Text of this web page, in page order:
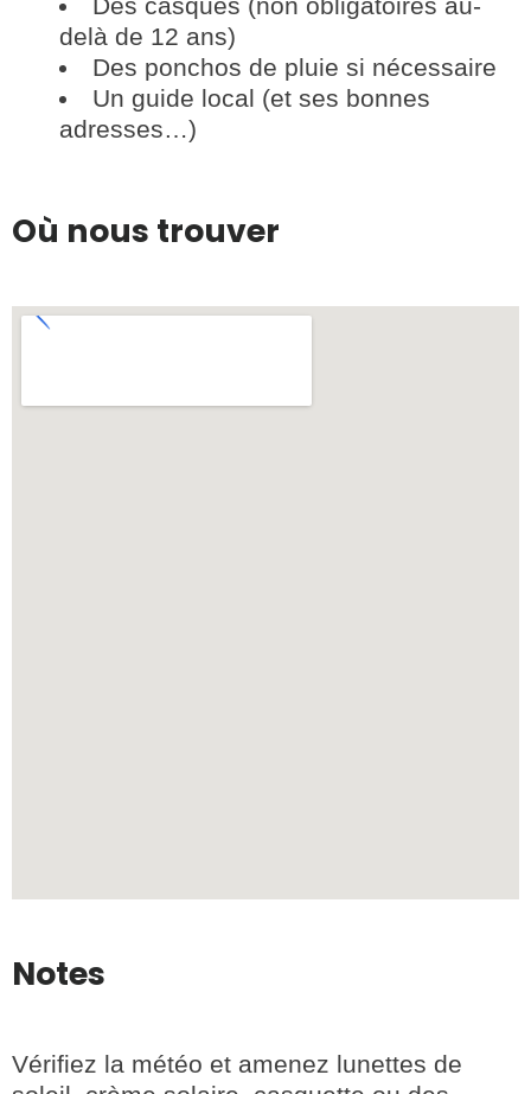
Des casques (non obligatoires au-
delà de 12 ans)
Des ponchos de pluie si nécessaire
Un guide local (et ses bonnes
adresses…)
Où nous trouver
Notes
Vérifiez la météo et amenez lunettes de